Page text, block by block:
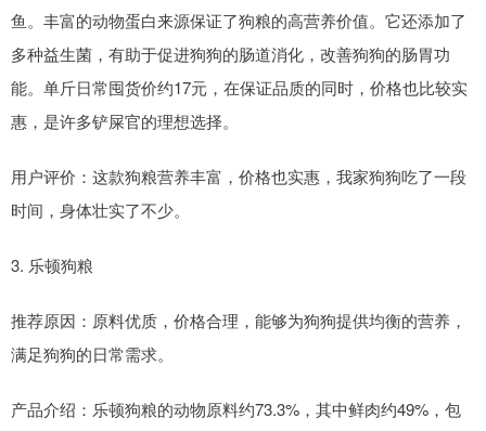
鱼。丰富的动物蛋白来源保证了狗粮的高营养价值。它还添加了
多种益生菌，有助于促进狗狗的肠道消化，改善狗狗的肠胃功
能。单斤日常囤货价约17元，在保证品质的同时，价格也比较实
惠，是许多铲屎官的理想选择。
用户评价：这款狗粮营养丰富，价格也实惠，我家狗狗吃了一段
时间，身体壮实了不少。
3. 乐顿狗粮
推荐原因：原料优质，价格合理，能够为狗狗提供均衡的营养，
满足狗狗的日常需求。
产品介绍：乐顿狗粮的动物原料约73.3%，其中鲜肉约49%，包